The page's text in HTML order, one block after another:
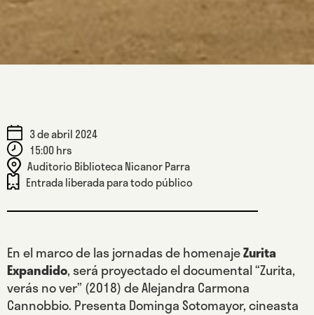
3 de abril 2024
15:00 hrs
Auditorio Biblioteca Nicanor Parra
Entrada liberada para todo público
En el marco de las jornadas de homenajeZurita
Expandido, será proyectado el documental “Zurita,
verás no ver” (2018) de Alejandra Carmona
Cannobbio. Presenta Dominga Sotomayor, cineasta